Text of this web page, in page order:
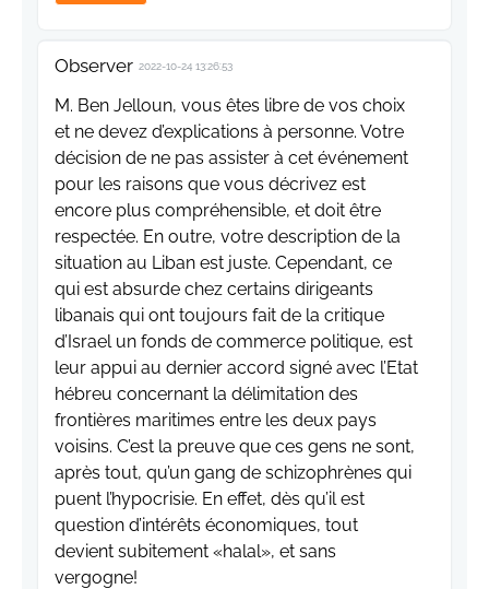
Observer 2022-10-24 13:26:53
M. Ben Jelloun, vous êtes libre de vos choix
et ne devez d’explications à personne. Votre
décision de ne pas assister à cet événement
pour les raisons que vous décrivez est
encore plus compréhensible, et doit être
respectée. En outre, votre description de la
situation au Liban est juste. Cependant, ce
qui est absurde chez certains dirigeants
libanais qui ont toujours fait de la critique
d’Israel un fonds de commerce politique, est
leur appui au dernier accord signé avec l’Etat
hébreu concernant la délimitation des
frontières maritimes entre les deux pays
voisins. C’est la preuve que ces gens ne sont,
après tout, qu’un gang de schizophrènes qui
puent l’hypocrisie. En effet, dès qu’il est
question d’intérêts économiques, tout
devient subitement «halal», et sans
vergogne!